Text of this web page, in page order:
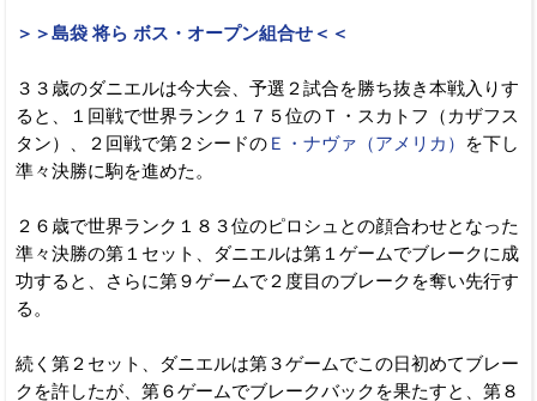
＞＞島袋 将ら ボス・オープン組合せ＜＜
３３歳のダニエルは今大会、予選２試合を勝ち抜き本戦入りす
ると、１回戦で世界ランク１７５位のＴ・スカトフ（カザフス
タン）、２回戦で第２シードの Ｅ・ナヴァ（アメリカ）
を下し
準々決勝に駒を進めた。
２６歳で世界ランク１８３位のピロシュとの顔合わせとなった
準々決勝の第１セット、ダニエルは第１ゲームでブレークに成
功すると、さらに第９ゲームで２度目のブレークを奪い先行す
る。
続く第２セット、ダニエルは第３ゲームでこの日初めてブレー
クを許したが、第６ゲームでブレークバックを果たすと、第８